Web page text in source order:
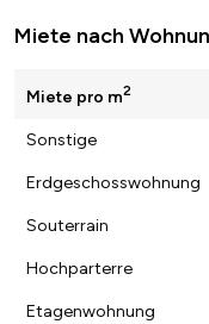
Miete nach
Miete pro m2
Sonstige
Erdgeschosswohnung
Souterrain
Hochparterre
Etagenwohnung